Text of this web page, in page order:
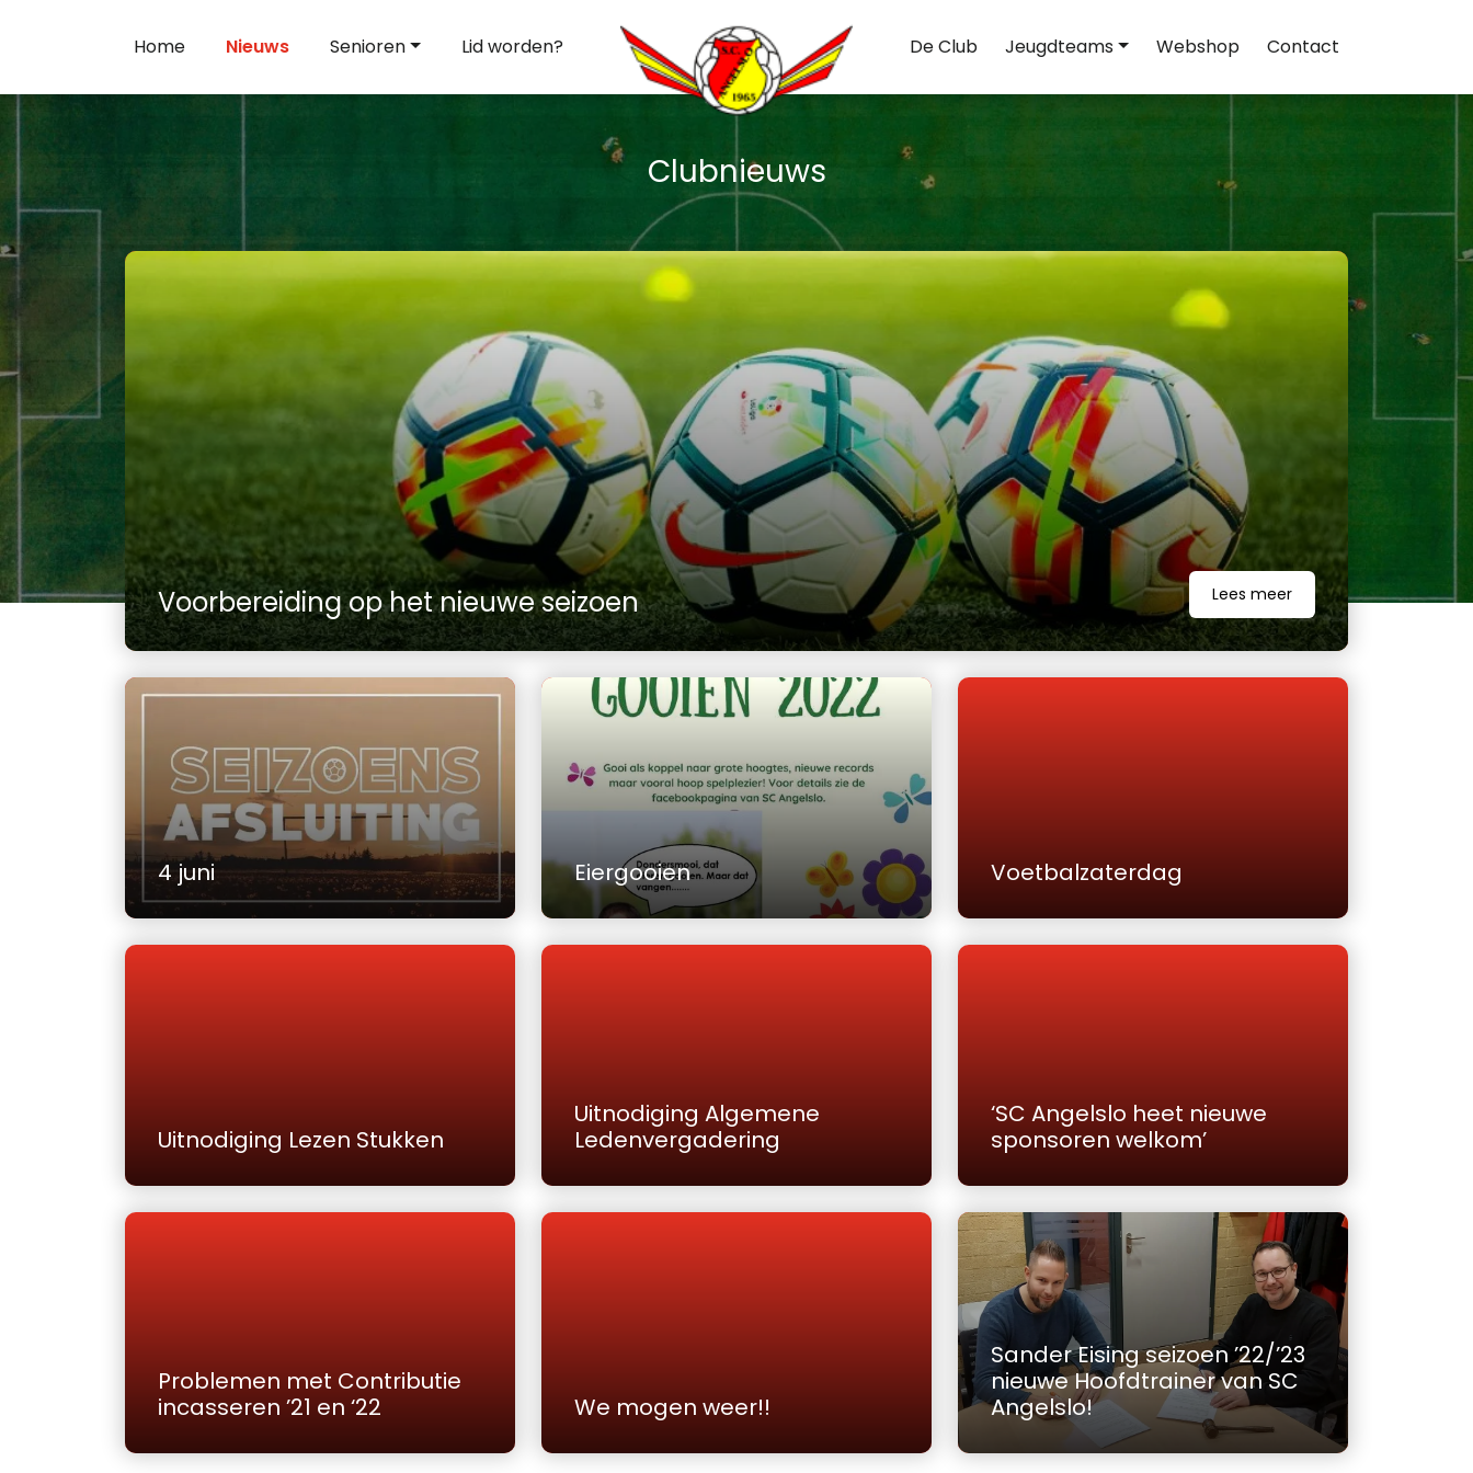
Home Nieuws Senioren Lid worden? De Club Jeugdteams Webshop Contact
Clubnieuws
Voorbereiding op het nieuwe seizoen Lees meer
4 juni Eiergooien Voetbalzaterdag
Uitnodiging Lezen Stukken
Uitnodiging Algemene
Ledenvergadering
‘SC Angelslo heet nieuwe
sponsoren welkom’
Problemen met Contributie
incasseren ’21 en ‘22
We mogen weer!!
Sander Eising seizoen ’22/’23
nieuwe Hoofdtrainer van SC
Angelslo!